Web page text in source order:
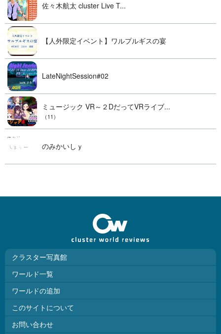
佐々木航太 cluster Live T...
【人外限定イベント】ワルプルギスの宴
LateNightSession#02
ミュージック VR～２DだってVRライブ...
（11）
のみかいしｙ
クラスター写真館
ワールド一覧
ワールドの追加
このサイトについて
お問い合わせ